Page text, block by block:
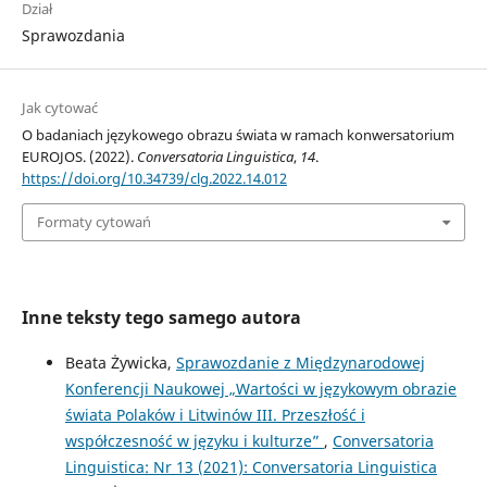
Dział
Sprawozdania
Jak cytować
O badaniach językowego obrazu świata w ramach konwersatorium
EUROJOS. (2022). Conversatoria Linguistica, 14.
https://doi.org/10.34739/clg.2022.14.012
Formaty cytowań
Inne teksty tego samego autora
Beata Żywicka, Sprawozdanie z Międzynarodowej
Konferencji Naukowej „Wartości w językowym obrazie
świata Polaków i Litwinów III. Przeszłość i
współczesność w języku i kulturze” , Conversatoria
Linguistica: Nr 13 (2021): Conversatoria Linguistica